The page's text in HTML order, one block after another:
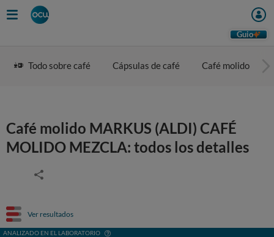
Guio
Todo sobre café Cápsulas de café Café molido
Café molido MARKUS (ALDI) CAFÉ
MOLIDO MEZCLA: todos los detalles
Ver resultados
ANALIZADO EN EL LABORATORIO